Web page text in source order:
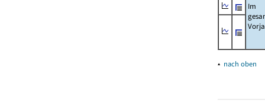
Im
▴ nach oben